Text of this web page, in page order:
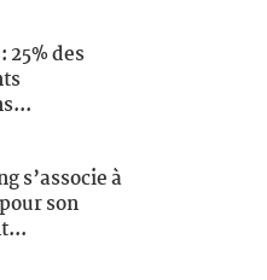
25% des
s’associe à
son